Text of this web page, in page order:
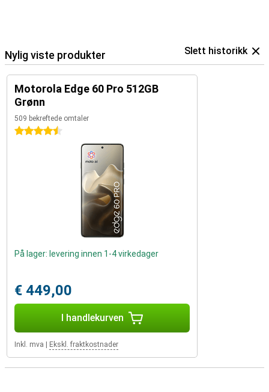
Nylig viste produkter Slett historikk
Motorola Edge 60 Pro 512GB
Grønn
509 bekreftede omtaler
4.5 stjerner
På lager: levering innen 1-4 virkedager
€ 449,00
I handlekurven
Inkl. mva Ekskl. fraktkostnader